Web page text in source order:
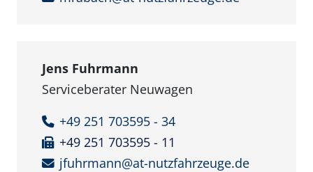
Jens Fuhrmann
Serviceberater Neuwagen
+49 251 703595 - 34
+49 251 703595 - 11
jfuhrmann@at-nutzfahrzeuge.de